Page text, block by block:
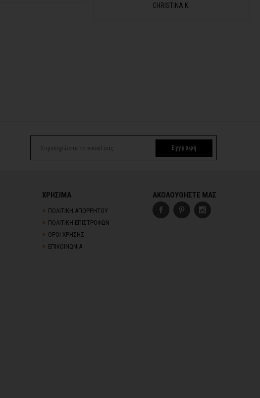
CHRISTINA K.
Εγγραφή
ΧΡΗΣΙΜΑ
ΠΟΛΙΤΙΚΗ ΑΠΟΡΡΗΤΟΥ
ΠΟΛΙΤΙΚΗ ΕΠΙΣΤΡΟΦΩΝ
ΟΡΟΙ ΧΡΗΣΗΣ
ΕΠΙΚΟΙΝΩΝΙΑ
ΑΚΟΛΟΥΘΗΣΤΕ ΜΑΣ